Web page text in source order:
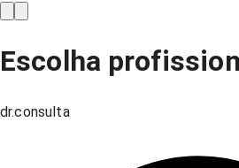
Escolha
dr.consulta